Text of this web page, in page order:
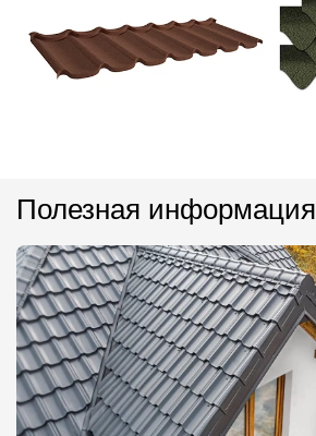
Полезная информация